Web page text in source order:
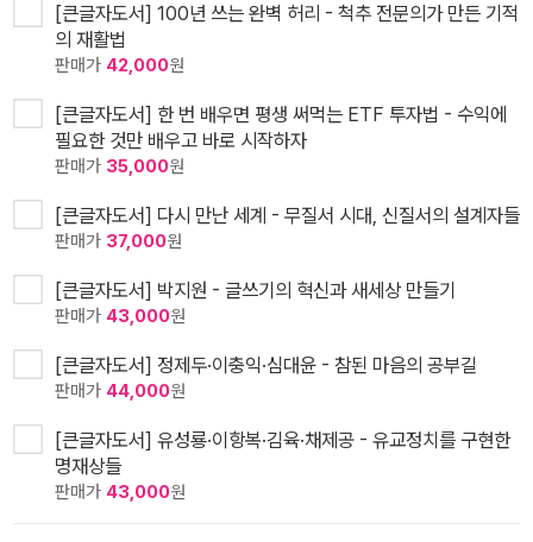
[큰글자도서] 100년 쓰는 완벽 허리 - 척추 전문의가 만든 기적
의 재활법
판매가 42,000원
[큰글자도서] 한 번 배우면 평생 써먹는 ETF 투자법 - 수익에
필요한 것만 배우고 바로 시작하자
판매가 35,000원
[큰글자도서] 다시 만난 세계 - 무질서 시대, 신질서의 설계자들
판매가 37,000원
[큰글자도서] 박지원 - 글쓰기의 혁신과 새세상 만들기
판매가 43,000원
[큰글자도서] 정제두·이충익·심대윤 - 참된 마음의 공부길
판매가 44,000원
[큰글자도서] 유성룡·이항복·김육·채제공 - 유교정치를 구현한
명재상들
판매가 43,000원